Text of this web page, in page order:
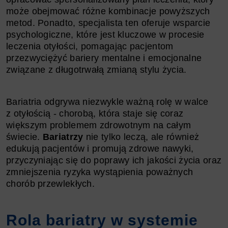
może obejmować różne kombinacje powyższych
metod. Ponadto, specjalista ten oferuje wsparcie
psychologiczne, które jest kluczowe w procesie
leczenia otyłości, pomagając pacjentom
przezwyciężyć bariery mentalne i emocjonalne
związane z długotrwałą zmianą stylu życia.
Bariatria odgrywa niezwykle ważną rolę w walce
z otyłością - chorobą, która staje się coraz
większym problemem zdrowotnym na całym
świecie. Bariatrzy nie tylko leczą, ale również
edukują pacjentów i promują zdrowe nawyki,
przyczyniając się do poprawy ich jakości życia oraz
zmniejszenia ryzyka wystąpienia poważnych
chorób przewlekłych.
Rola bariatry w systemie